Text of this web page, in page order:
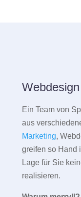
Ein Team von
aus
Marketing,
greifen so Hand
Lage für Sie
realisieren.